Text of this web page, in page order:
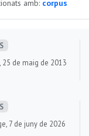
amb: corpus
25 de maig de 2013
7 de juny de 2026